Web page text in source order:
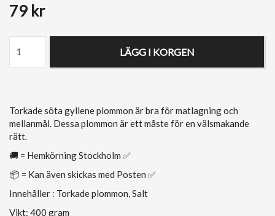
79 kr
LÄGG I KORGEN
Torkade söta gyllene plommon är bra för matlagning och
mellanmål. Dessa plommon är ett måste för en välsmakande
rätt.
🚚 = Hemkörning Stockholm ✅
📦 = Kan även skickas med Posten ✅
Innehåller : Torkade plommon, Salt
Vikt: 400 gram